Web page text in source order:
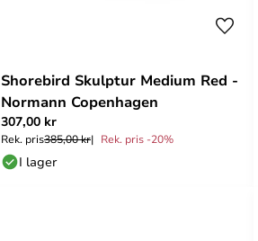
Shorebird Skulptur Medium Red -
Normann Copenhagen
307,00 kr
Rek. pris385,00 kr Rek. pris -20%
I lager